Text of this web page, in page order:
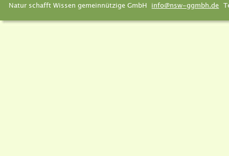
Natur schafft Wissen gemeinnützige GmbH info@nsw-ggmbh.de